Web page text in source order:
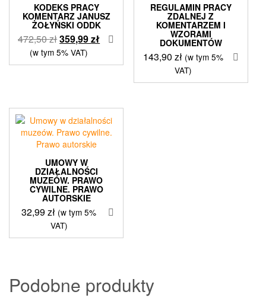
KODEKS PRACY
KOMENTARZ JANUSZ
ŻOŁYŃSKI ODDK
472,50złPierwotna
cena
wynosiła:
359,99złAktualna
wynosi:
(w tym 5% VAT)
REGULAMIN PRACY
ZDALNEJ Z
KOMENTARZEM I
WZORAMI
DOKUMENTÓW
143,90zł (w tym 5%
VAT)
UMOWY W
DZIAŁALNOŚCI
MUZEÓW. PRAWO
CYWILNE. PRAWO
AUTORSKIE
32,99zł (w tym 5%
VAT)
Podobne produkty